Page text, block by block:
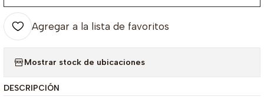
Agregar a la lista de favoritos
Mostrar stock de ubicaciones
DESCRIPCIÓN